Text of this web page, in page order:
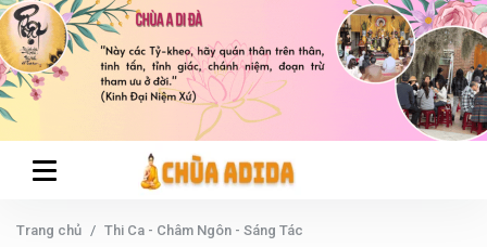
Trang chủ
Thi Ca - Châm Ngôn - Sáng Tác